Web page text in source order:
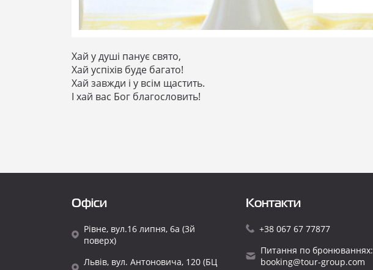
Хай у душі панує свято,
Хай успіхів буде багато!
Хай завжди і у всім щастить.
І хай вас Бог благословить!
Офіси
Рівне, вул.16 липня, 6а (3й
поверх)
Львів, вул. Антоновича, 120 (БЦ
Контакти
+38 067 67 77877
Питання по бронюваннях:
booking@tour-group.com